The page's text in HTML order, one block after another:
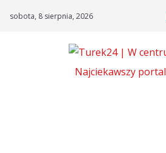
sobota, 8 sierpnia, 2026
Najciekawszy